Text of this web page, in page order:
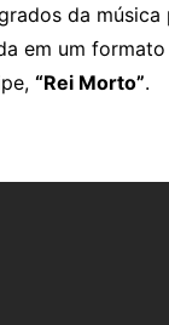
da
em um
“Rei Morto”.